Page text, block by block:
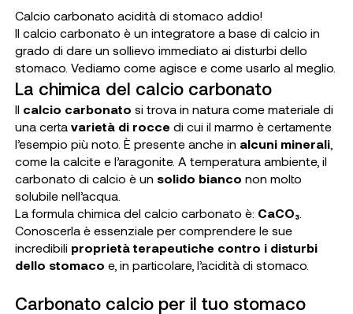
Calcio carbonato acidità di stomaco addio!
Il calcio carbonato è un integratore a base di calcio in
grado di dare un sollievo immediato ai disturbi dello
stomaco. Vediamo come agisce e come usarlo al meglio.
La chimica del calcio carbonato
Il calcio carbonato si trova in natura come materiale di
una certa varietà di rocce di cui il marmo è certamente
l’esempio più noto. È presente anche in alcuni minerali,
come la calcite e l’aragonite. A temperatura ambiente, il
carbonato di calcio è un solido bianco non molto
solubile nell’acqua.
La formula chimica del calcio carbonato è: CaCO₃.
Conoscerla è essenziale per comprendere le sue
incredibili proprietà terapeutiche contro i disturbi
dello stomaco e, in particolare, l’acidità di stomaco.
Carbonato calcio per il tuo stomaco